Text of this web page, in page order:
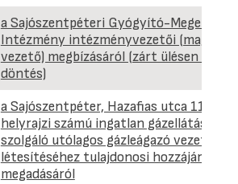
a Sajószentpéteri Gyógyító-Megelőző
Intézmény intézményvezetői
vezető) megbízásáról (zárt ülésen
döntés)
a Sajószentpéter, Hazafias utca 1169
helyrajzi számú ingatlan gázellátását
szolgáló utólagos gázleágazó vezeték
létesítéséhez tulajdonosi hozzájárulás
megadásáról